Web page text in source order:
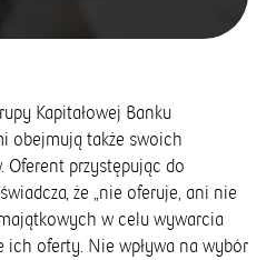
Kapitałowej Banku
obejmują także swoich
przystępując do
że „nie oferuje, ani nie
w celu wywarcia
ich oferty. Nie wpływa na wybór